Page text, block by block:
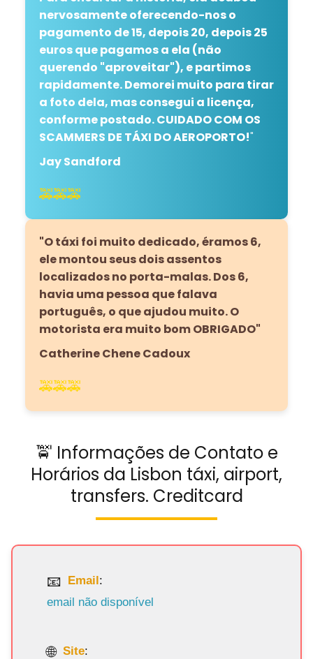
nervosamente oferecendo-nos o
pagamento de 15, depois 20, depois 25
euros que pagamos a ela (não
querendo "aproveitar"), e partimos
rapidamente. Demorei muito para tirar
a foto dela, mas consegui a licença,
conforme postado. CUIDADO COM OS
SCAMMERS DE TÁXI DO AEROPORTO!"
Jay Sandford
🚕🚕🚕
"O táxi foi muito dedicado, éramos 6,
ele montou seus dois assentos
localizados no porta-malas. Dos 6,
havia uma pessoa que falava
português, o que ajudou muito. O
motorista era muito bom OBRIGADO"
Catherine Chene Cadoux
🚕🚕🚕
🚖 Informações de Contato e
Horários da Lisbon táxi, airport,
transfers. Creditcard
Email:
email não disponível
Site: